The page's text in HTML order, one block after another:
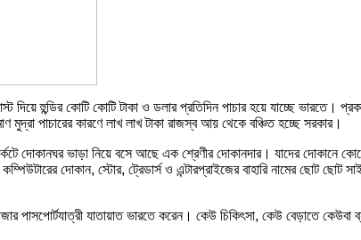
হুন্ডির কোটি কোটি টাকা ও ডলার প্রতিদিন পাচার হয়ে যাচ্ছে ভারতে।
পাচারের কারণে লাখ লাখ টাকা রাজস্ব আয় থেকে বঞ্চিত হচ্ছে সরকার।
দোকানঘর ভাড়া নিয়ে বসে আছে এক শ্রেণীর দোকানদার। যাদের
দোকান, স্টোর, ট্রেডার্স ও এন্টারপ্রাইজের বাহারি নামের ছোট
পাসপোর্টযাত্রী যাতায়াত ভারতে করেন। কেউ চিকিৎসা, কেউ বেড়াতে